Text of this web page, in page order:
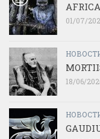
01/07/
18/06/